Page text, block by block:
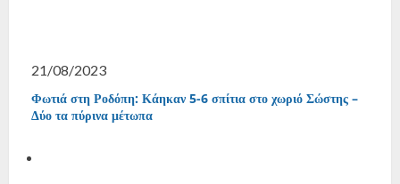
21/08/2023
Φωτιά στη Ροδόπη: Κάηκαν 5-6 σπίτια στο χωριό Σώστης –
Δύο τα πύρινα μέτωπα